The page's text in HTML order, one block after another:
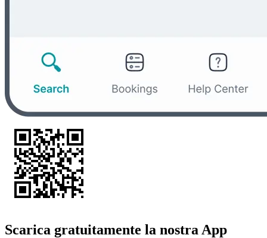
Scarica gratuitamente la nostra App